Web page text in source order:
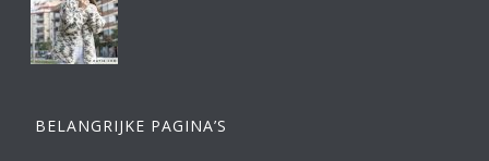
BELANGRIJKE PAGINA’S